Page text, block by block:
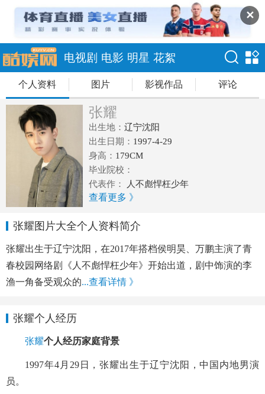
✕
电视剧 电影 明星 花絮
个人资料 图片 影视作品 评论
张耀
出生地： 辽宁沈阳
出生日期： 1997-4-29
身高： 179CM
毕业院校：
代表作：
人不彪悍枉少年
查看更多 》
张耀图片大全个人资料简介
张耀出生于辽宁沈阳，在2017年搭档侯明昊、万鹏主演了青
春校园网络剧《人不彪悍枉少年》开始出道，剧中饰演的李
渔一角备受观众的...查看详情 》
张耀个人经历
张耀个人经历家庭背景
1997年4月29日，张耀出生于辽宁沈阳，中国内地男演
员。